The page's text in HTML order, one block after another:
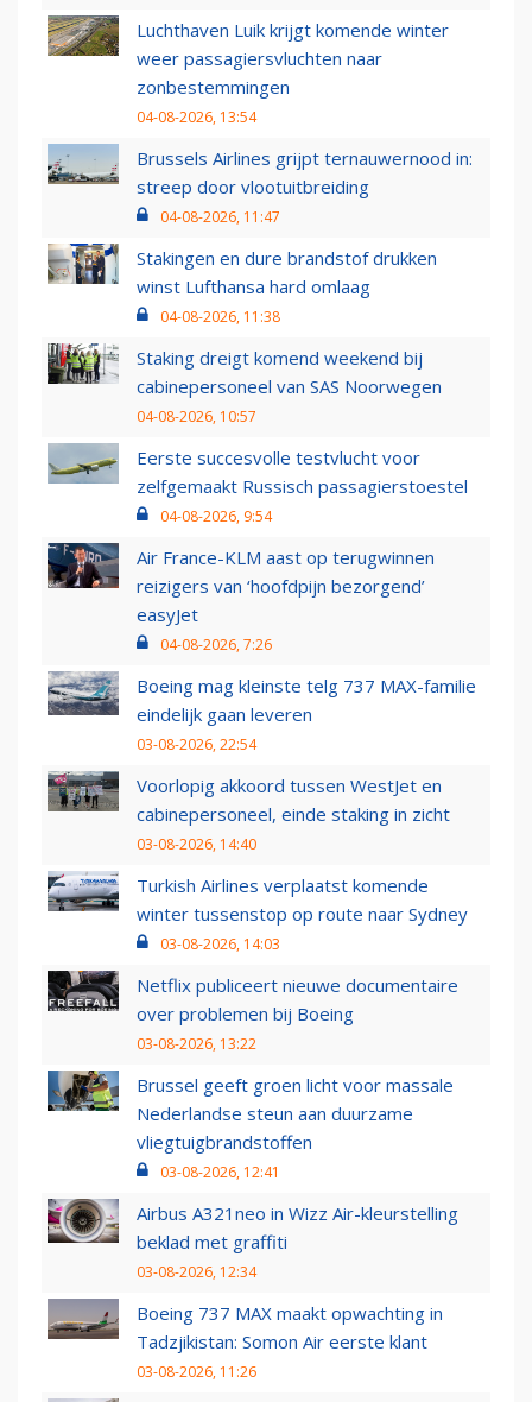
Luchthaven Luik krijgt komende winter
weer passagiersvluchten naar
zonbestemmingen
04-08-2026, 13:54
Brussels Airlines grijpt ternauwernood in:
streep door vlootuitbreiding
04-08-2026, 11:47
Stakingen en dure brandstof drukken
winst Lufthansa hard omlaag
04-08-2026, 11:38
Staking dreigt komend weekend bij
cabinepersoneel van SAS Noorwegen
04-08-2026, 10:57
Eerste succesvolle testvlucht voor
zelfgemaakt Russisch passagierstoestel
04-08-2026, 9:54
Air France-KLM aast op terugwinnen
reizigers van ‘hoofdpijn bezorgend’
easyJet
04-08-2026, 7:26
Boeing mag kleinste telg 737 MAX-familie
eindelijk gaan leveren
03-08-2026, 22:54
Voorlopig akkoord tussen WestJet en
cabinepersoneel, einde staking in zicht
03-08-2026, 14:40
Turkish Airlines verplaatst komende
winter tussenstop op route naar Sydney
03-08-2026, 14:03
Netflix publiceert nieuwe documentaire
over problemen bij Boeing
03-08-2026, 13:22
Brussel geeft groen licht voor massale
Nederlandse steun aan duurzame
vliegtuigbrandstoffen
03-08-2026, 12:41
Airbus A321neo in Wizz Air-kleurstelling
beklad met graffiti
03-08-2026, 12:34
Boeing 737 MAX maakt opwachting in
Tadzjikistan: Somon Air eerste klant
03-08-2026, 11:26